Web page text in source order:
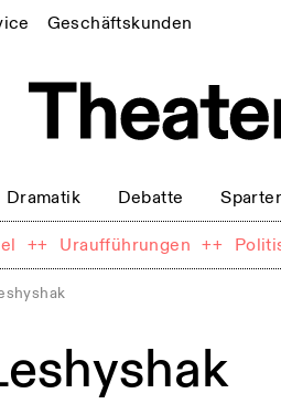
Geschäftskunden
Dramatik Debatte
++ Uraufführungen ++